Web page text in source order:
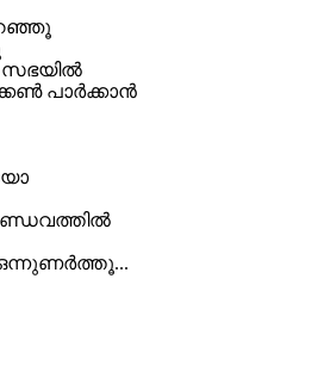
സഭയില്‍
പാര്‍ക്കാന്‍